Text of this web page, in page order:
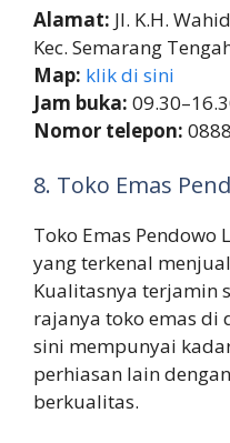
Alamat: Jl. K.H.
Kec. Semarang
Map: klik di sini
Jam buka:
Nomor telepon:
8. Toko Emas
Toko Emas Pendowo
yang terkenal
Kualitasnya terjamin
rajanya toko emas di
sini mempunyai
perhiasan lain
berkualitas.